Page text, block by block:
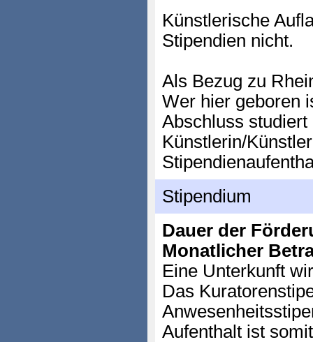
Künstlerische
Stipendien nicht.
Als Bezug zu
Wer hier geboren
Abschluss
Künstlerin/
Stipendium
Dauer der
Monatlicher
Eine Unterkunft
Das
Aufenthalt ist